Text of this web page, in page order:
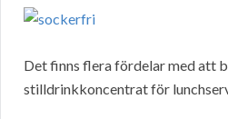
Det finns flera fördelar med att
stilldrinkkoncentrat för